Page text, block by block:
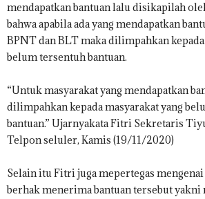
mendapatkan bantuan lalu disikapilah
bahwa apabila ada yang mendapatkan
BPNT dan BLT maka dilimpahkan
belum tersentuh bantuan.
“Untuk masyarakat yang mendapatkan
dilimpahkan kepada masyarakat yang
bantuan.” Ujarnyakata Fitri Sekretaris
Telpon seluler, Kamis (19/11/2020)
Selain itu Fitri juga mepertegas
berhak menerima bantuan tersebut yakni